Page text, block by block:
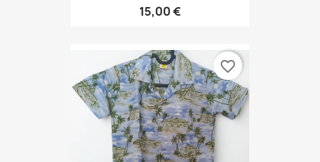
15,00 €
favorite_border